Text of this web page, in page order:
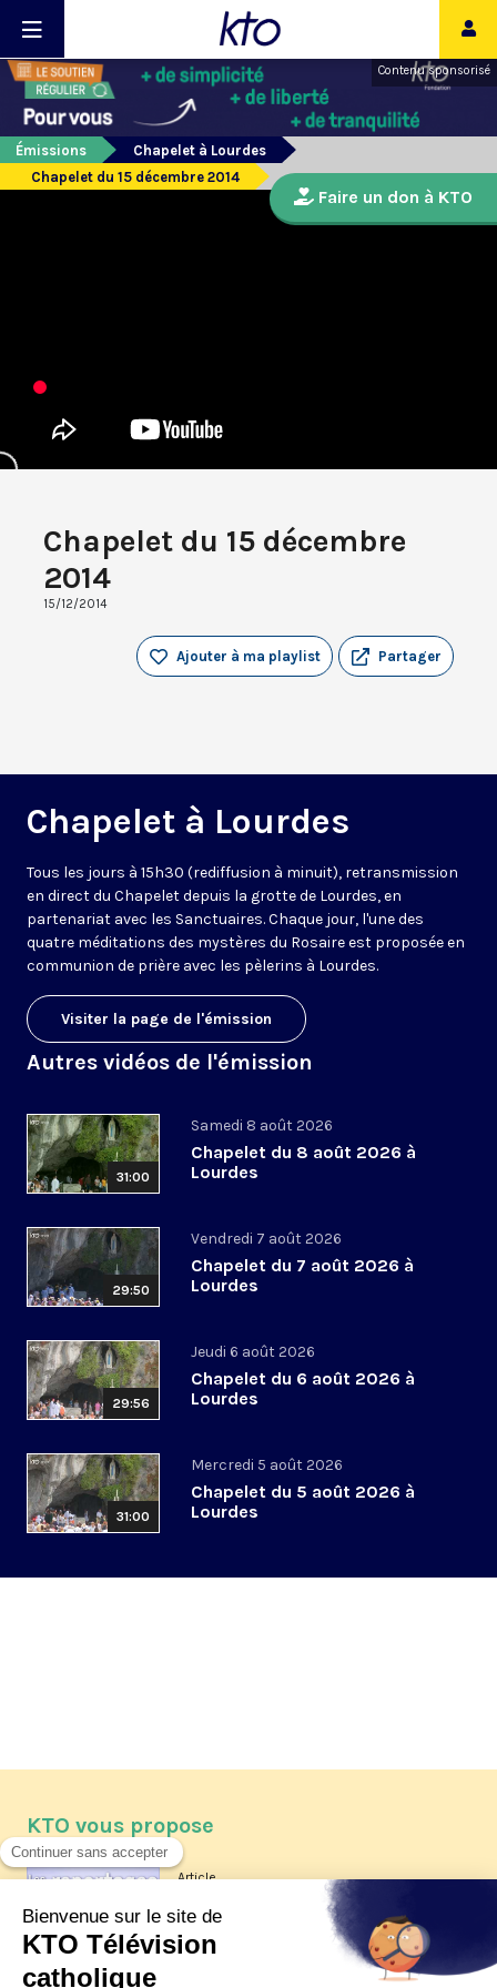
Contenu sponsorisé
Émissions
Chapelet à Lourdes
Chapelet du 15 décembre 2014
Chapelet du 15 décembre
2014
15/12/2014
Partager
Ajouter à ma playlist
Chapelet à Lourdes
Tous les jours à 15h30 (rediffusion à minuit), retransmission
en direct du Chapelet depuis la grotte de Lourdes, en
partenariat avec les Sanctuaires. Chaque jour, l'une des
quatre méditations des mystères du Rosaire est proposée en
communion de prière avec les pèlerins à Lourdes.
Visiter la page de l'émission
Autres vidéos de l'émission
31:00
Samedi 8 août 2026
Chapelet du 8 août 2026 à
Lourdes
29:50
Vendredi 7 août 2026
Chapelet du 7 août 2026 à
Lourdes
29:56
Jeudi 6 août 2026
Chapelet du 6 août 2026 à
Lourdes
31:00
Mercredi 5 août 2026
Chapelet du 5 août 2026 à
Lourdes
Faire un don à KTO
KTO vous propose
Article
Les reportages d'été 2026 de KTO